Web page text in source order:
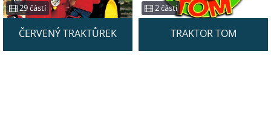
29 částí
ČERVENÝ TRAKTŮREK
2 částí
TRAKTOR TOM